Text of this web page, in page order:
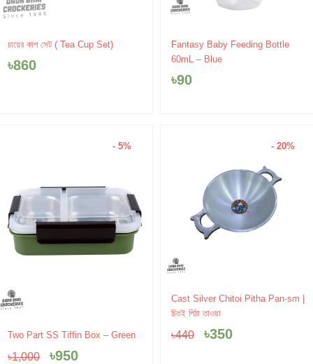
চায়ের কাপ সেট ( Tea Cup Set)
৳860
Fantasy Baby Feeding Bottle
60mL – Blue
৳90
- 5%
Two Part SS Tiffin Box – Green
৳1,000
Original
price
৳950
Current
- 20%
Cast Silver Chitoi Pitha Pan-sm |
চিতই পিঠা তাওয়া
৳440
Original
price
was:
৳440.
৳350
Current
৳350.